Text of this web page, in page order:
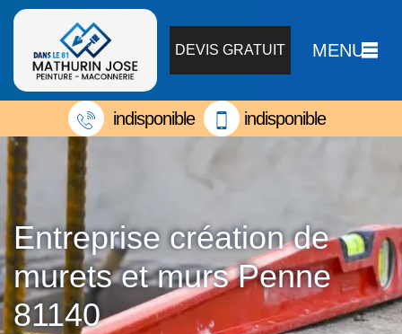
DEVIS GRATUIT MENU
indisponible indisponible
Entreprise création de
murets et murs Penne
81140